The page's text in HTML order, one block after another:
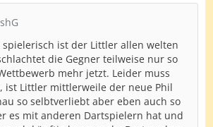
(Poland)
(Poland)
Republic)
ist der Littler allen welten
die Gegner teilweise nur so
mehr jetzt. Leider muss
ist Littler mittlerweile der neue Phil
so selbtverliebt aber eben auch so
es mit anderen Dartspielern hat und